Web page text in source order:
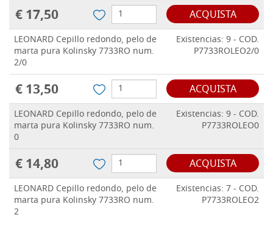
€ 17,50 ACQUISTA
LEONARD Cepillo redondo, pelo de
marta pura Kolinsky 7733RO num.
2/0
Existencias: 9 - COD.
P7733ROLEO2/0
€ 13,50 ACQUISTA
LEONARD Cepillo redondo, pelo de
marta pura Kolinsky 7733RO num.
0
Existencias: 9 - COD.
P7733ROLEO0
€ 14,80 ACQUISTA
LEONARD Cepillo redondo, pelo de
marta pura Kolinsky 7733RO num.
2
Existencias: 7 - COD.
P7733ROLEO2